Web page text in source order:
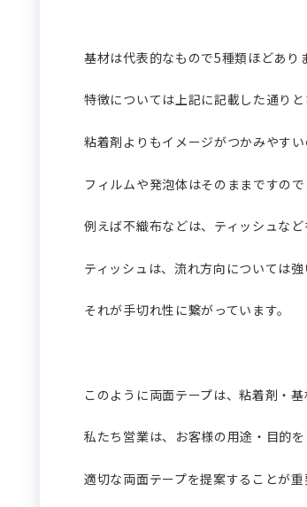
基材は代表的なもので5種類ほどあり
特徴については上記に記載した通りと
粘着剤よりもイメージがつかみやすい
フィルムや発泡体はそのままですの
例えば不織布などは、ティッシュな
ティッシュは、流れ方向については
それが手切れ性に繋がっています。
このように両面テープは、粘着剤・
私たち営業は、お客様の用途・目的
適切な両面テープを提案することが重